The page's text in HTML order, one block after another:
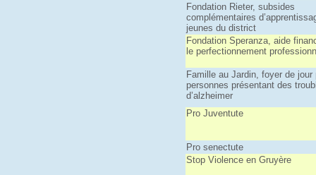
Fondation Rieter, subsides
complémentaires
jeunes du district
Fondation Speranza, aide
le perfectionnement
Famille au Jardin, foyer de jour
personnes présentant des
d’alzheimer
Pro Juventute
Pro senectute
Stop Violence en Gruyère